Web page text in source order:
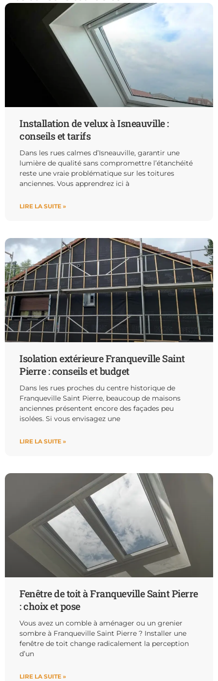
Installation de velux à Isneauville :
conseils et tarifs
Dans les rues calmes d’Isneauville, garantir une
lumière de qualité sans compromettre l’étanchéité
reste une vraie problématique sur les toitures
anciennes. Vous apprendrez ici à
LIRE LA SUITE »
Isolation extérieure Franqueville Saint
Pierre : conseils et budget
Dans les rues proches du centre historique de
Franqueville Saint Pierre, beaucoup de maisons
anciennes présentent encore des façades peu
isolées. Si vous envisagez une
LIRE LA SUITE »
Fenêtre de toit à Franqueville Saint Pierre
: choix et pose
Vous avez un comble à aménager ou un grenier
sombre à Franqueville Saint Pierre ? Installer une
fenêtre de toit change radicalement la perception
d’un
LIRE LA SUITE »